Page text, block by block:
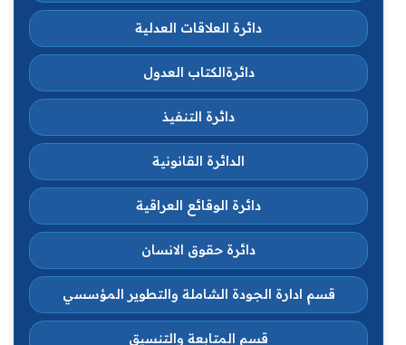
دائرة العلاقات العدلية
دائرةالكتاب العدول
دائرة التنفيذ
الدائرة القانونية
دائرة الوقائع العراقية
دائرة حقوق الانسان
قسم ادارة الجودة الشاملة والتطوير المؤسسي
قسم المتابعة والتنسيق